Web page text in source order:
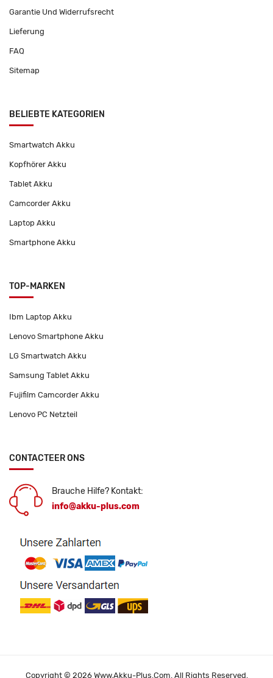
Garantie Und Widerrufsrecht
Lieferung
FAQ
Sitemap
BELIEBTE KATEGORIEN
Smartwatch Akku
Kopfhörer Akku
Tablet Akku
Camcorder Akku
Laptop Akku
Smartphone Akku
TOP-MARKEN
Ibm Laptop Akku
Lenovo Smartphone Akku
LG Smartwatch Akku
Samsung Tablet Akku
Fujifilm Camcorder Akku
Lenovo PC Netzteil
CONTACTEER ONS
Brauche Hilfe? Kontakt:
info@akku-plus.com
Copyright © 2026 Www.akku-Plus.com. All Rights Reserved.